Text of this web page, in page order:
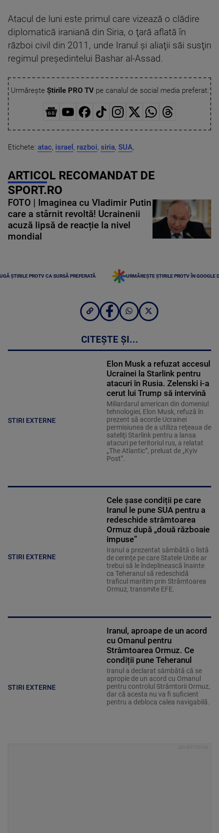
Atacul de luni este primul care vizează o clădire
diplomatică iraniană din Siria, o ţară aflată în
război civil din 2011, unde Iranul şi aliaţii săi susţin
regimul preşedintelui Bashar al-Assad.
Urmărește Știrile PRO TVpe canalul de social media preferat:
Etichete: atac, israel , razboi, siria, SUA,
ARTICOL RECOMANDAT DE
SPORT.RO
FOTO | Imaginea cu Vladimir Putin
care a stârnit revoltă! Ucrainenii
acuză lipsă de reacție la nivel
mondial
ȘTIRILE PROTV CA SURSĂ PREFERATĂ URMĂREȘTE ȘTIRILE PROTV ÎN GOOGLE
CITEȘTE ȘI...
STIRI EXTERNE
Elon Musk a refuzat accesul
Ucrainei la Starlink pentru
atacuri în Rusia. Zelenski i-a
cerut lui Trump să intervină
Miliardarul american din domeniul
tehnologiei, Elon Musk, refuză în
prezent să acorde Ucrainei
permisiunea de a utiliza reţeaua de
sateliţi Starlink pentru a lansa
atacuri pe teritoriul rus, a relatat
„The Atlantic”, preluat de „Kyiv
Post”.
STIRI EXTERNE
Cele șase condiții pe care
Iranul le pune SUA pentru a
redeschide strâmtoarea
Ormuz după „două războaie
impuse”
Iranul a prezentat sâmbătă o listă
de cerinţe pe care Statele Unite ar
trebui să le îndeplinească înainte
ca Teheranul să redeschidă
traficul maritim prin Strâmtoarea
Ormuz, transmite EFE.
STIRI EXTERNE
Iranul, aproape de un acord
cu Omanul pentru
Strâmtoarea Ormuz. Ce
condiții pune Teheranul
Iranul a declarat sâmbătă că se
apropie de un acord cu Omanul
pentru controlul Strâmtorii Ormuz,
dar că acesta nu va fi suficient
pentru a debloca calea navigabilă.